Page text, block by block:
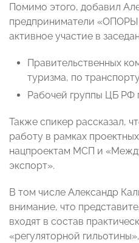
Помимо этого, добавил
предприниматели
активное участие в
Правительственных
туризма, по
Рабочей группы ЦБ
Также спикер рассказал,
работу в рамках
нацпроектам МСП и
экспорт».
В том числе Александр
внимание, что
входят в состав
«регуляторной